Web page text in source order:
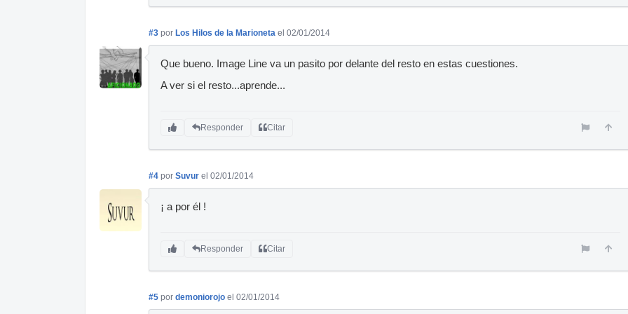
#3 por Los Hilos de la Marioneta el 02/01/2014
Que bueno. Image Line va un pasito por delante del resto en estas cuestiones.
A ver si el resto...aprende...
Responder Citar
#4 por Suvur el 02/01/2014
¡ a por él !
Responder Citar
#5 por demoniorojo el 02/01/2014